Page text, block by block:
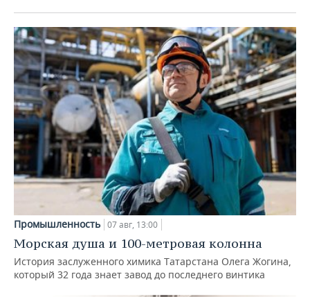
Промышленность 07 авг, 13:00
Морская душа и 100-метровая колонна
История заслуженного химика Татарстана Олега Жогина,
который 32 года знает завод до последнего винтика